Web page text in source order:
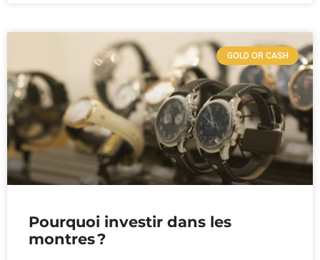
GOLD OR CASH
Pourquoi investir dans les
montres ?